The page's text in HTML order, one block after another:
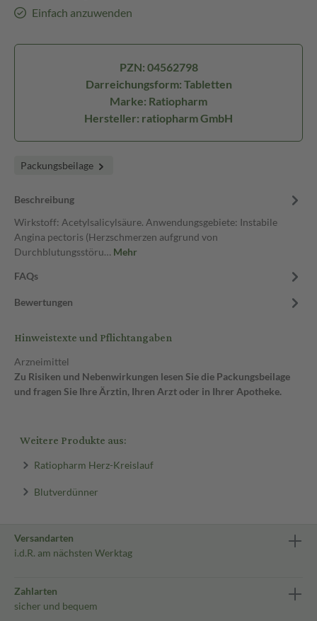
Einfach anzuwenden
PZN: 04562798
Darreichungsform: Tabletten
Marke: Ratiopharm
Hersteller: ratiopharm GmbH
Packungsbeilage
Beschreibung
Wirkstoff: Acetylsalicylsäure. Anwendungsgebiete: Instabile
Angina pectoris (Herzschmerzen aufgrund von
Durchblutungsstöru… Mehr
FAQs
Bewertungen
Hinweistexte und Pflichtangaben
Arzneimittel
Zu Risiken und Nebenwirkungen lesen Sie die Packungsbeilage
und fragen Sie Ihre Ärztin, Ihren Arzt oder in Ihrer Apotheke.
Weitere Produkte aus:
Ratiopharm Herz-Kreislauf
Blutverdünner
Versandarten
i.d.R. am nächsten Werktag
Zahlarten
sicher und bequem